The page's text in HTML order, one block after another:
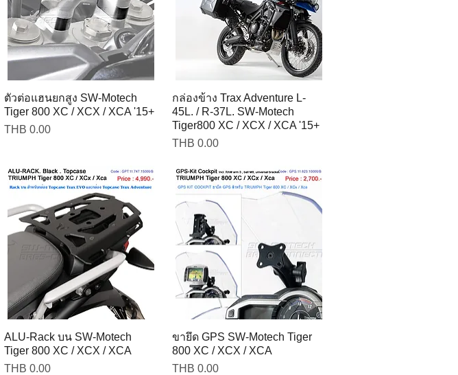
ตัวต่อแฮนยกสูง SW-Motech
Tiger 800 XC / XCX / XCA '15+
Price
THB 0.00
กล่องข้าง Trax Adventure L-
45L. / R-37L. SW-Motech
Tiger800 XC / XCX / XCA '15+
Price
THB 0.00
ALU-Rack บน SW-Motech
Tiger 800 XC / XCX / XCA
Price
THB 0.00
ขายึด GPS SW-Motech Tiger
800 XC / XCX / XCA
Price
THB 0.00